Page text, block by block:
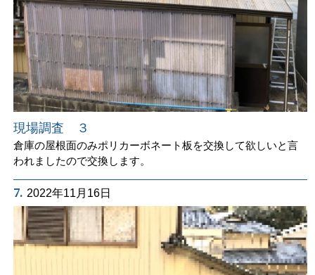
現場調査 ３
倉庫の屋根面のみポリカーボネート板を交換して欲しいと言
われましたので交換します。
7. 2022年11月16日